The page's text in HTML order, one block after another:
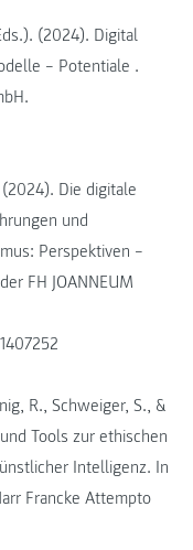
(2024). Digital
– Potentiale .
Die digitale
und
Perspektiven –
FH JOANNEUM
R., Schweiger, S., &
Tools zur ethischen
Intelligenz. In
Francke Attempto